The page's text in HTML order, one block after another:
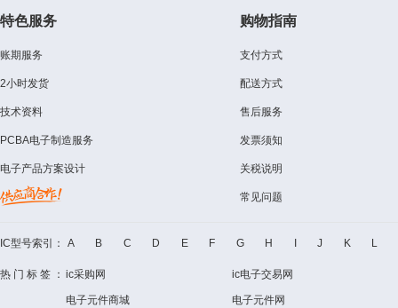
特色服务
账期服务
2小时发货
技术资料
PCBA电子制造服务
电子产品方案设计
购物指南
支付方式
配送方式
售后服务
发票须知
关税说明
常见问题
IC型号索引： A B C D E F G H J K L
热门标签：ic采购网 ic电子交易网
电子元件商城 电子元件网